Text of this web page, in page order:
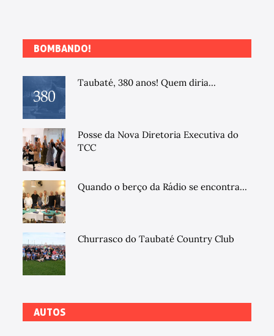
BOMBANDO!
Taubaté, 380 anos! Quem diria...
Posse da Nova Diretoria Executiva do
TCC
Quando o berço da Rádio se encontra...
Churrasco do Taubaté Country Club
AUTOS